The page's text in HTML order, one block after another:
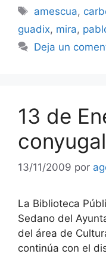
Etiquetas
amescua,
guadix, mira,
Deja un
13 de
13/11/2009 por
La Biblioteca
Sedano del
del área de
continúa con el